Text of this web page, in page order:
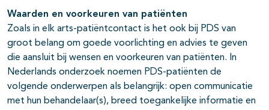
Waarden en voorkeuren van patiënten
Zoals in elk arts-patiëntcontact is het ook bij PDS van
groot belang om goede voorlichting en advies te geven
die aansluit bij wensen en voorkeuren van patiënten. In
Nederlands onderzoek noemen PDS-patiënten de
volgende onderwerpen als belangrijk: open communicatie
met hun behandelaar(s), breed toegankelijke informatie en